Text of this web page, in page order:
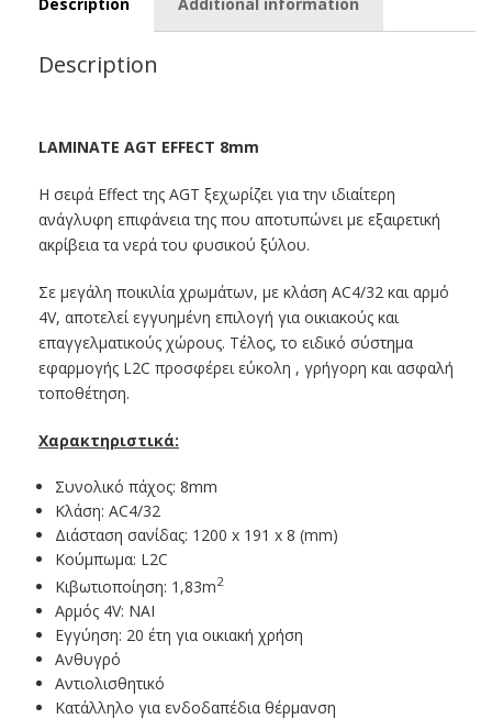
Description
LAMINATE AGT EFFECT 8mm
Η σειρά Effect της AGT ξεχωρίζει για την ιδιαίτερη
ανάγλυφη επιφάνεια της που αποτυπώνει με εξαιρετική
ακρίβεια τα νερά του φυσικού ξύλου.
Σε μεγάλη ποικιλία χρωμάτων, με κλάση AC4/32 και αρμό
4V, αποτελεί εγγυημένη επιλογή για οικιακούς και
επαγγελματικούς χώρους. Τέλος, το ειδικό σύστημα
εφαρμογής L2C προσφέρει εύκολη , γρήγορη και ασφαλή
τοποθέτηση.
Χαρακτηριστικά:
Συνολικό πάχος: 8mm
Κλάση: AC4/32
Διάσταση σανίδας: 1200 x 191 x 8 (mm)
Κούμπωμα: L2C
Κιβωτιοποίηση: 1,83m2
Αρμός 4V: NAI
Εγγύηση: 20 έτη για οικιακή χρήση
Ανθυγρό
Αντιολισθητικό
Κατάλληλο για ενδοδαπέδια θέρμανση